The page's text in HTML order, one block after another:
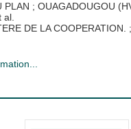
PLAN ; OUAGADOUGOU
al.
DE LA COOPERATION. ;